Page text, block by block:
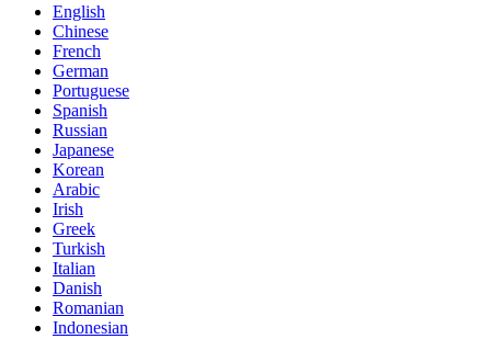
English
Chinese
French
German
Portuguese
Spanish
Russian
Japanese
Korean
Arabic
Irish
Greek
Turkish
Italian
Danish
Romanian
Indonesian